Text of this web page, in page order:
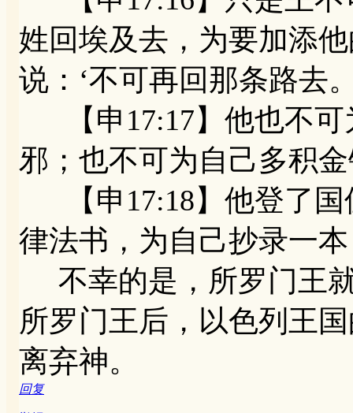
姓回埃及去，为要加添
说：‘不可再回那条路去
【申17:17】他也不可
邪；也不可为自己多积
【申17:18】他登了国
律法书，为自己抄录一
不幸的是，所罗门王
所罗门王后，以色列王
离弃神。
回复